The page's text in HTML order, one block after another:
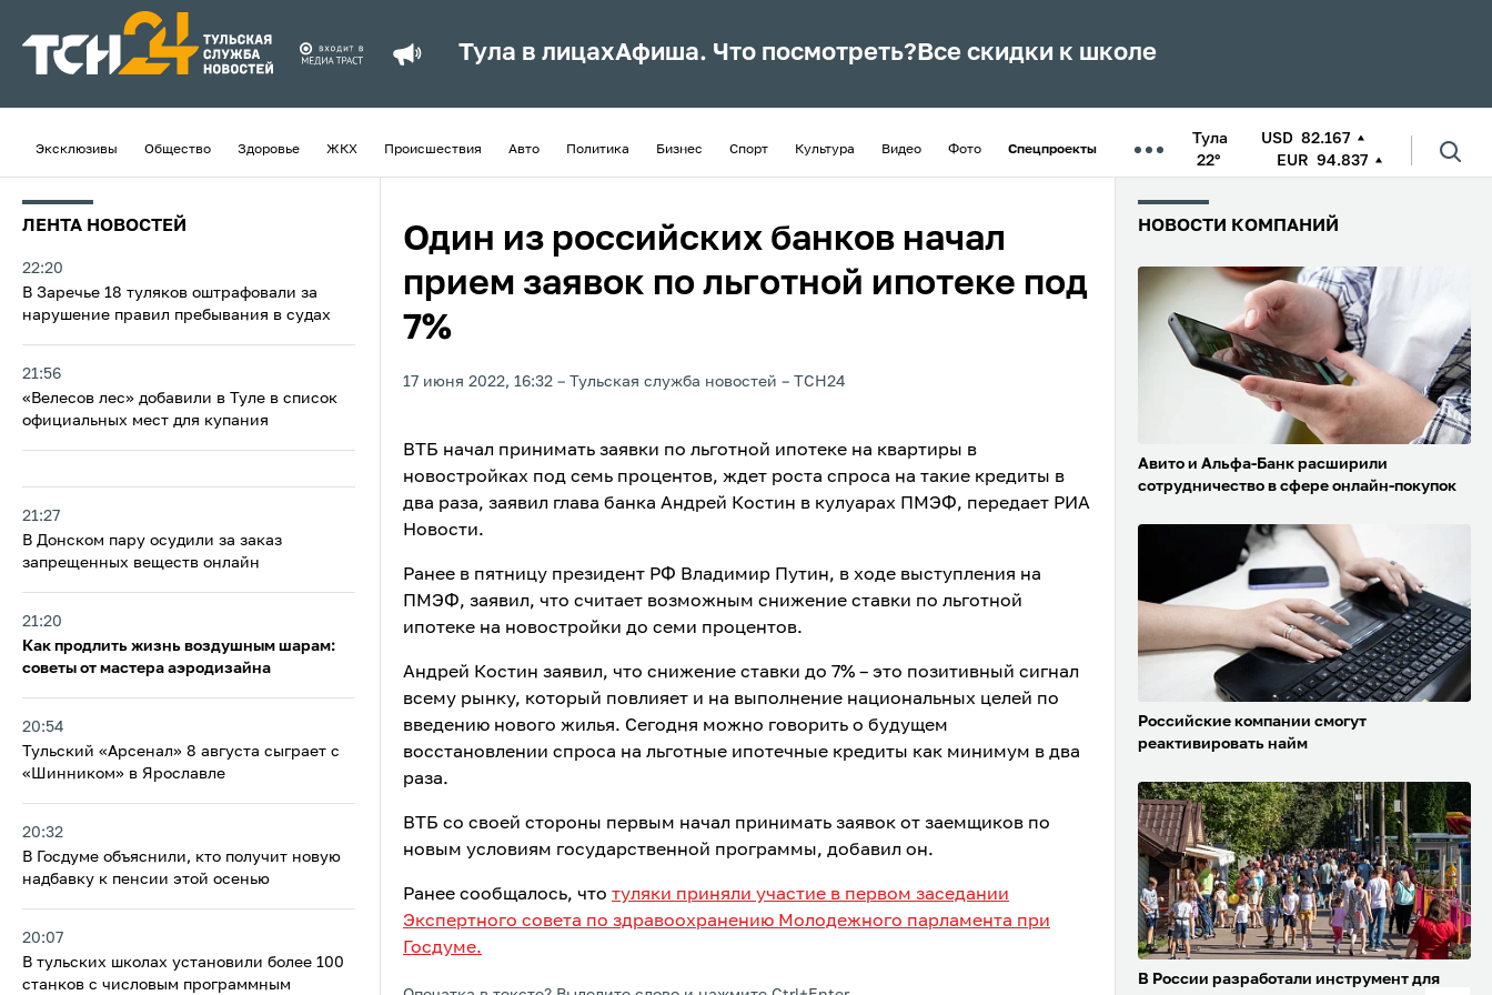
Тула в лицахАфиша. Что посмотреть? Все скидки к школе
Эксклюзивы Общество Здоровье ЖКХ Происшествия Авто Политика Бизнес Спорт Культура Видео Фото Спецпроекты
Тула
22°
USD 82.167
EUR 94.837
ЛЕНТА НОВОСТЕЙ
22:20
В Заречье 18 туляков оштрафовали за
нарушение правил пребывания в судах
21:56
«Велесов лес» добавили в Туле в список
официальных мест для купания
21:27
В Донском пару осудили за заказ
запрещенных веществ онлайн
21:20
Как продлить жизнь воздушным шарам:
советы от мастера аэродизайна
20:54
Тульский «Арсенал» 8 августа сыграет с
«Шинником» в Ярославле
20:32
В Госдуме объяснили, кто получит новую
надбавку к пенсии этой осенью
20:07
В тульских школах установили более 100
станков с числовым программным
Один из российских банков начал
прием заявок по льготной ипотеке под
7%
17 июня 2022, 16:32 Тульская служба новостей ТСН24
ВТБ начал принимать заявки по льготной ипотеке на квартиры в
новостройках под семь процентов, ждет роста спроса на такие кредиты в
два раза, заявил глава банка Андрей Костин в кулуарах ПМЭФ, передает РИА
Новости.
Ранее в пятницу президент РФ Владимир Путин, в ходе выступления на
ПМЭФ, заявил, что считает возможным снижение ставки по льготной
ипотеке на новостройки до семи процентов.
Андрей Костин заявил, что снижение ставки до 7% – это позитивный сигнал
всему рынку, который повлияет и на выполнение национальных целей по
введению нового жилья. Сегодня можно говорить о будущем
восстановлении спроса на льготные ипотечные кредиты как минимум в два
раза.
ВТБ со своей стороны первым начал принимать заявок от заемщиков по
новым условиям государственной программы, добавил он.
Ранее сообщалось, что туляки приняли участие в первом заседании
Экспертного совета по здравоохранению Молодежного парламента при
Госдуме.
НОВОСТИ КОМПАНИЙ
Авито и Альфа-Банк расширили
сотрудничество в сфере онлайн-покупок
Российские компании смогут
реактивировать найм
В России разработали инструмент для